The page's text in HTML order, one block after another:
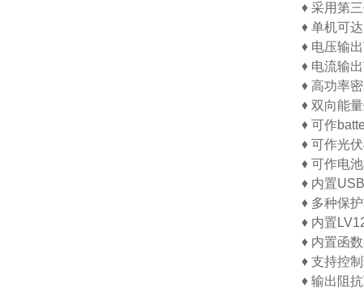
♦ 采用第
♦ 单机可
♦ 电压输
♦ 电流输
♦ 高功率
♦ 双向能
♦ 可作
♦ 可作光
♦ 可作电
♦ 内置
♦ 多种保
♦ 内置
♦ 内置函
♦ 支持控
♦ 输出阻